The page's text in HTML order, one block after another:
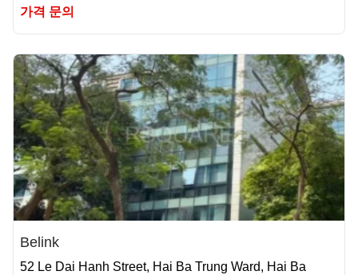
가격 문의
Belink
52 Le Dai Hanh Street, Hai Ba Trung Ward, Hai Ba